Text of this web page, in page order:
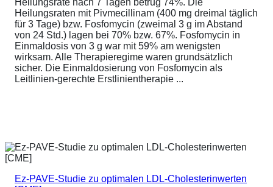
Heilungsrate nach 7 Tagen betrug 74%. Die
Heilungsraten mit Pivmecillinam (400 mg dreimal täglich
für 3 Tage) bzw. Fosfomycin (zweimal 3 g im Abstand
von 24 Std.) lagen bei 70% bzw. 67%. Fosfomycin in
Einmaldosis von 3 g war mit 59% am wenigsten
wirksam. Alle Therapieregime waren grundsätzlich
sicher. Die Einmaldosierung von Fosfomycin als
Leitlinien-gerechte Erstlinientherapie ...
Ez-PAVE-Studie zu optimalen LDL-Cholesterinwerten